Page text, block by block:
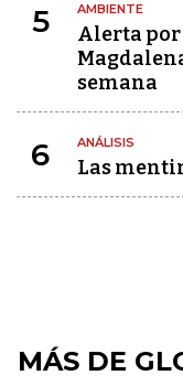
5 AMBIENTE
Alerta por
semana
6 ANÁLISIS
Las
MÁS DE